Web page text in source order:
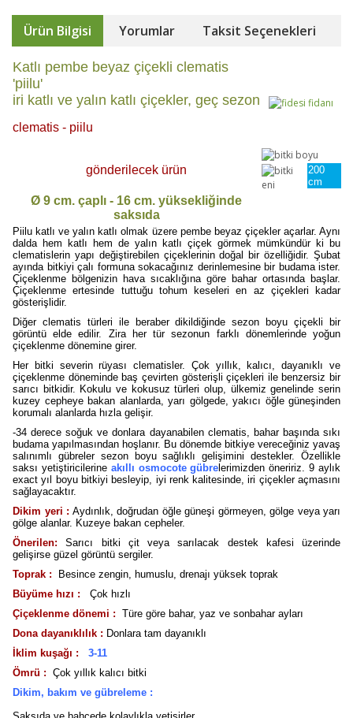
Ürün Bilgisi Yorumlar Taksit Seçenekleri
Katlı pembe beyaz çiçekli clematis
'piilu'
iri katlı ve yalın katlı çiçekler, geç sezon
clematis - piilu
gönderilecek ürün
200
cm
Ø 9 cm. çaplı - 16 cm. yüksekliğinde
saksıda
Piilu katlı ve yalın katlı olmak üzere pembe beyaz çiçekler açarlar. Aynı
dalda hem katlı hem de yalın katlı çiçek görmek mümkündür ki bu
clematislerin yapı değiştirebilen çiçeklerinin doğal bir özelliğidir. Şubat
ayında bitkiyi çalı formuna sokacağınız derinlemesine bir budama ister.
Çiçeklenme bölgenizin hava sıcaklığına göre bahar ortasında başlar.
Çiçeklenme ertesinde tuttuğu tohum keseleri en az çiçekleri kadar
gösterişlidir.
Diğer clematis türleri ile beraber dikildiğinde sezon boyu çiçekli bir
görüntü elde edilir. Zira her tür sezonun farklı dönemlerinde yoğun
çiçeklenme dönemine girer.
Her bitki severin rüyası clematisler. Çok yıllık, kalıcı, dayanıklı ve
çiçeklenme döneminde baş çevirten gösterişli çiçekleri ile benzersiz bir
sarıcı bitkidir. Kokulu ve kokusuz türleri olup, ülkemiz genelinde serin
kuzey cepheye bakan alanlarda, yarı gölgede, yakıcı öğle güneşinden
korumalı alanlarda hızla gelişir.
-34 derece soğuk ve donlara dayanabilen clematis, bahar başında sıkı
budama yapılmasından hoşlanır. Bu dönemde bitkiye vereceğiniz yavaş
salınımlı gübreler sezon boyu sağlıklı gelişimini destekler. Özellikle
saksı yetiştiricilerine akıllı osmocote gübre lerimizden öneririz. 9 aylık
exact yıl boyu bitkiyi besleyip, iyi renk kalitesinde, iri çiçekler açmasını
sağlayacaktır.
Dikim yeri : Aydınlık, doğrudan öğle güneşi görmeyen, gölge veya yarı
gölge alanlar. Kuzeye bakan cepheler.
Önerilen: Sarıcı bitki çit veya sarılacak destek kafesi üzerinde
gelişirse güzel görüntü sergiler.
Toprak : Besince zengin, humuslu, drenajı yüksek toprak
Büyüme hızı : Çok hızlı
Çiçeklenme dönemi : Türe göre bahar, yaz ve sonbahar ayları
Dona dayanıklılık : Donlara tam dayanıklı
İklim kuşağı :
3-11
Ömrü : Çok yıllık kalıcı bitki
Dikim, bakım ve gübreleme :